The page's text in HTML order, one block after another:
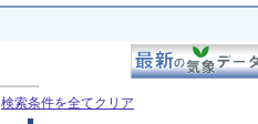
検索条件を全てクリア